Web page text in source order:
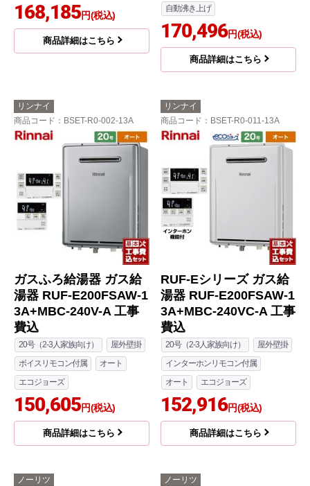
168,185円(税込)
商品詳細はこちら
自動沸き上げ
170,496円(税込)
商品詳細はこちら
リンナイ
商品コード ：BSET-R0-002-13A
ガスふろ給湯器 ガス給
湯器 RUF-E200FSAW-1
3A+MBC-240V-A 工事
費込
20号（2-3人家族向け）
屋外壁掛
ボイスリモコン付属
オート
エコジョーズ
150,605円(税込)
商品詳細はこちら
リンナイ
商品コード ：BSET-R0-011-13A
RUF-Eシリーズ ガス給
湯器 RUF-E200FSAW-1
3A+MBC-240VC-A 工事
費込
20号（2-3人家族向け）
屋外壁掛
インターホンリモコン付属
オート
エコジョーズ
152,916円(税込)
商品詳細はこちら
ノーリツ
ノーリツ